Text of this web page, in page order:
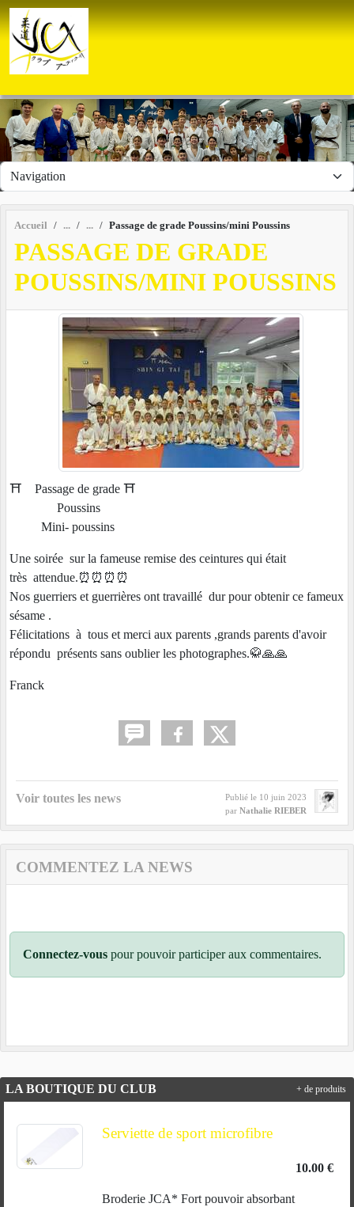
Accueil Passage de grade Poussins/mini Poussins
PASSAGE DE GRADE
POUSSINS/MINI POUSSINS
⛩️ Passage de grade ⛩️
Poussins
Mini- poussins
Une soirée sur la fameuse remise des ceintures qui était
très attendue.⏰️⏰️⏰️⏰️
Nos guerriers et guerrières ont travaillé dur pour obtenir ce fameux
sésame .
Félicitations à tous et merci aux parents ,grands parents d'avoir
répondu présents sans oublier les photographes.🥋🙏🙏
Franck
Voir toutes les news Publié le 10 juin 2023
par Nathalie RIEBER
COMMENTEZ LA NEWS
Connectez-vous pour pouvoir participer aux commentaires.
LA BOUTIQUE DU CLUB
Serviette de sport microfibre
10.00 €
Broderie JCA* Fort pouvoir absorbant
+ de produits
Panneau de gestion des cookies